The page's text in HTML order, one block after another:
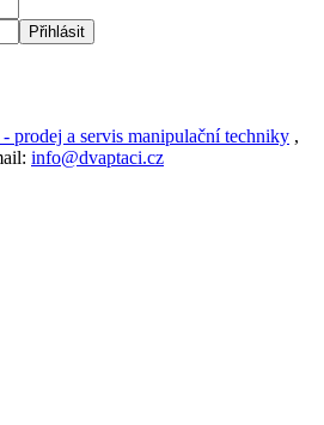
prodej a servis manipulační techniky ,
info@dvaptaci.cz